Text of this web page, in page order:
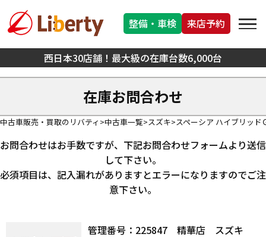
西日本30店舗！最大級の在庫台数6,000台
整備・車検 来店予約
在庫お問合わせ
中古車販売・買取のリバティ 中古車一覧 スズキ スペーシア ハイブリッド
お問合わせはお手数ですが、下記お問合わせフォームより送信
して下さい。
必須項目は、記入漏れがありますとエラーになりますのでご注
意下さい。
管理番号：225847 精華店 スズキ